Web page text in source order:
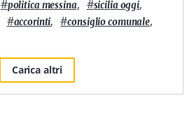
#politica messina, #sicilia oggi,
#accorinti, #consiglio comunale,
Carica altri